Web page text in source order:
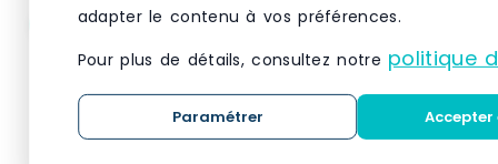
métallique chromée
professionnel – 35 x 90 x
137 cm – 120 kg 14_0001534
– métal 3000187158980
Matériau(x) Métal chromé,
137 cm
– métal
adapter le contenu à vos préférences.
Pour plus de détails, consultez notre politique
Paramétrer